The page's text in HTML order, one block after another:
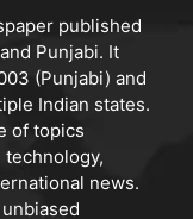
published
Punjabi. It
(Punjabi) and
Indian states.
of topics
news.